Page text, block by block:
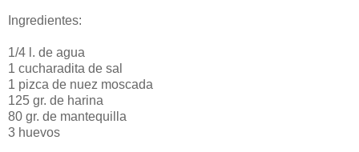
Ingredientes:
1/4 l. de agua
1 cucharadita de sal
1 pizca de nuez moscada
125 gr. de harina
80 gr. de mantequilla
3 huevos